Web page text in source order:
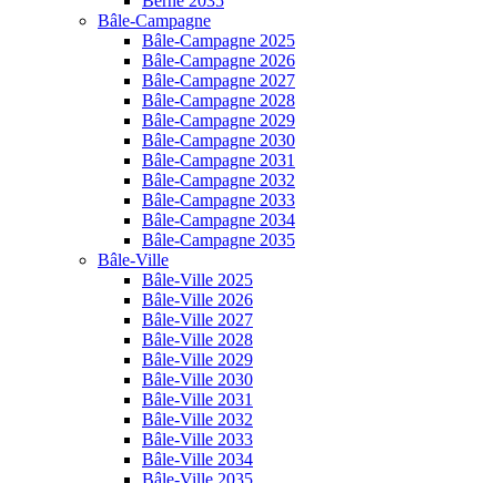
Bâle-Campagne
Bâle-Campagne 2025
Bâle-Campagne 2026
Bâle-Campagne 2027
Bâle-Campagne 2028
Bâle-Campagne 2029
Bâle-Campagne 2030
Bâle-Campagne 2031
Bâle-Campagne 2032
Bâle-Campagne 2033
Bâle-Campagne 2034
Bâle-Campagne 2035
Bâle-Ville
Bâle-Ville 2025
Bâle-Ville 2026
Bâle-Ville 2027
Bâle-Ville 2028
Bâle-Ville 2029
Bâle-Ville 2030
Bâle-Ville 2031
Bâle-Ville 2032
Bâle-Ville 2033
Bâle-Ville 2034